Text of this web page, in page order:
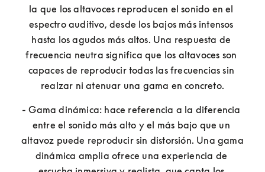
la que los altavoces reproducen el sonido en el
espectro auditivo, desde los bajos más intensos
hasta los agudos más altos. Una respuesta de
frecuencia neutra significa que los altavoces son
capaces de reproducir todas las frecuencias sin
realzar ni atenuar una gama en concreto.
- Gama dinámica: hace referencia a la diferencia
entre el sonido más alto y el más bajo que un
altavoz puede reproducir sin distorsión. Una gama
dinámica amplia ofrece una experiencia de